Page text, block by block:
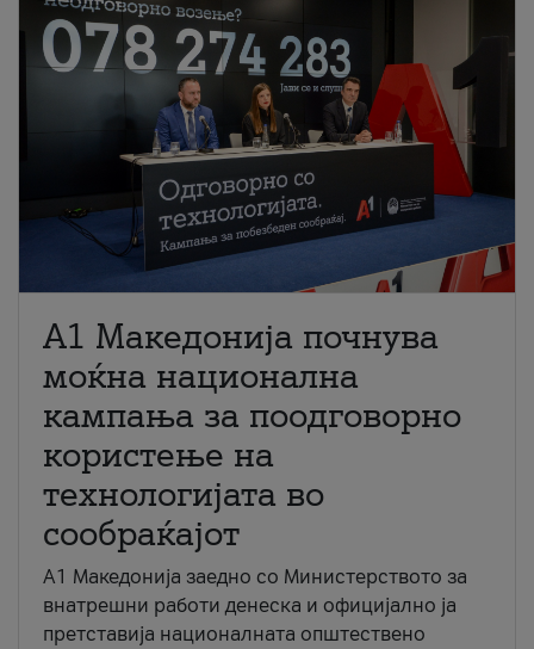
A1 Македонија почнува
моќна национална
кампања за поодговорно
користење на
технологијата во
сообраќајот
A1 Македонија заедно со Министерството за
внатрешни работи денеска и официјално ја
претставија националната општествено